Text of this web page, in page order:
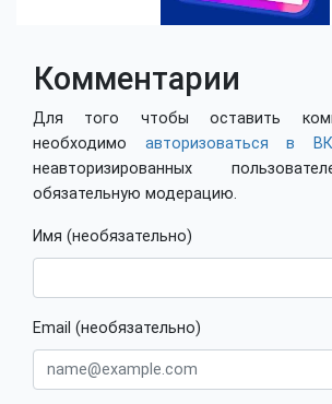
Комментарии
Для того чтобы оставить
необходимо авторизоваться в ВК
неавторизированных
обязательную модерацию.
Имя (необязательно)
Email (необязательно)